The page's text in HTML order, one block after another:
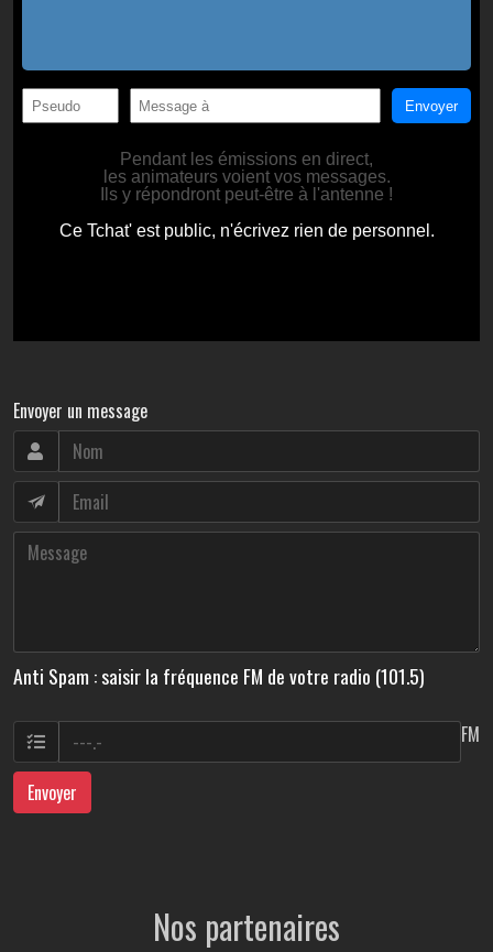
Envoyer un message
Anti Spam : saisir la fréquence FM de votre radio (101.5)
FM
Envoyer
Nos partenaires